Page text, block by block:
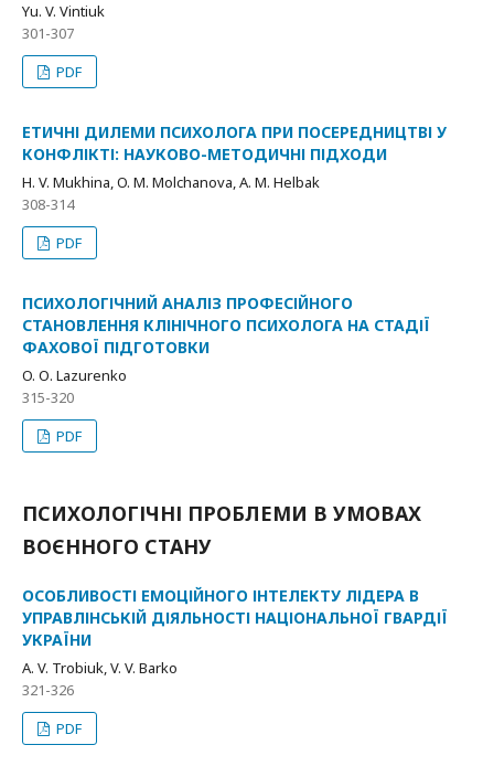
Yu. V. Vintiuk
301-307
PDF
ЕТИЧНІ ДИЛЕМИ ПСИХОЛОГА ПРИ ПОСЕРЕДНИЦТВІ У
КОНФЛІКТІ: НАУКОВО-МЕТОДИЧНІ ПІДХОДИ
H. V. Mukhina, O. M. Molchanova, A. M. Helbak
308-314
PDF
ПСИХОЛОГІЧНИЙ АНАЛІЗ ПРОФЕСІЙНОГО
СТАНОВЛЕННЯ КЛІНІЧНОГО ПСИХОЛОГА НА СТАДІЇ
ФАХОВОЇ ПІДГОТОВКИ
O. О. Lazurenko
315-320
PDF
ПСИХОЛОГІЧНІ ПРОБЛЕМИ В УМОВАХ
ВОЄННОГО СТАНУ
ОСОБЛИВОСТІ ЕМОЦІЙНОГО ІНТЕЛЕКТУ ЛІДЕРА В
УПРАВЛІНСЬКІЙ ДІЯЛЬНОСТІ НАЦІОНАЛЬНОЇ ГВАРДІЇ
УКРАЇНИ
A. V. Trobiuk, V. V. Barko
321-326
PDF